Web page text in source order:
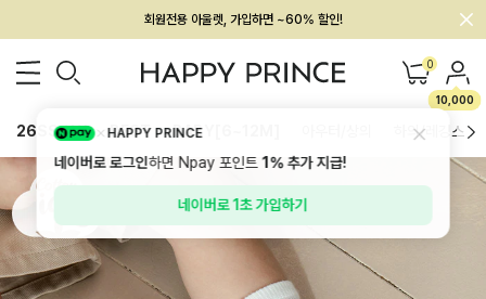
회원전용 아울렛, 가입하면 ~60% 할인!
멤버십 최대 28,000원 혜택 0
10,000
26SS 신상 BEST BABY[6~12M] 하의/레깅스
HAPPY PRINCE
네이버로 로그인하면 Npay 포인트1%추가 지급!
네이버로 1초 가입하기